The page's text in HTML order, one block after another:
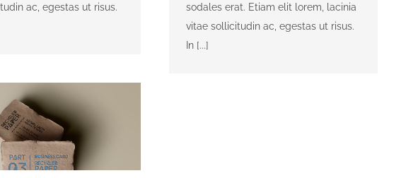
ac, egestas ut risus.
sodales erat. Etiam elit lorem, lacinia
vitae sollicitudin ac, egestas ut risus.
In [...]